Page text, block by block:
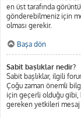
en üst tarafında
gönderebilmeniz için
olması gerekir.
Başa dön
Sabit başlıklar nedir?
Sabit başlıklar, ilgili
Çoğu zaman önemli
için geçerli olduğu gibi,
gereken yetkileri